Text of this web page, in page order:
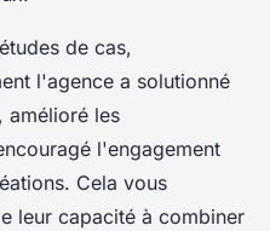
de cas,
l'agence a solutionné
amélioré les
l'engagement
Cela vous
leur capacité à combiner